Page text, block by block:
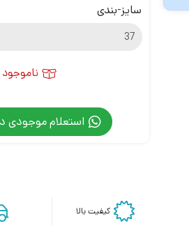
سایز-بندی
ناموجود
استعلام موجودی
کیفیت بالا